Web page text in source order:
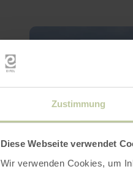
Zustimmung
Diese Webseite verwendet
Wir verwenden Cookies, um